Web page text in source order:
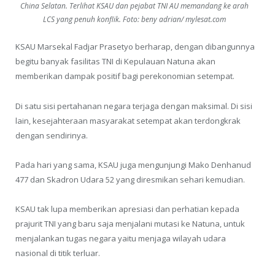
China Selatan. Terlihat KSAU dan pejabat TNI AU memandang ke arah
LCS yang penuh konflik. Foto: beny adrian/ mylesat.com
KSAU Marsekal Fadjar Prasetyo berharap, dengan dibangunnya
begitu banyak fasilitas TNI di Kepulauan Natuna akan
memberikan dampak positif bagi perekonomian setempat.
Di satu sisi pertahanan negara terjaga dengan maksimal. Di sisi
lain, kesejahteraan masyarakat setempat akan terdongkrak
dengan sendirinya.
Pada hari yang sama, KSAU juga mengunjungi Mako Denhanud
477 dan Skadron Udara 52 yang diresmikan sehari kemudian.
KSAU tak lupa memberikan apresiasi dan perhatian kepada
prajurit TNI yang baru saja menjalani mutasi ke Natuna, untuk
menjalankan tugas negara yaitu menjaga wilayah udara
nasional di titik terluar.